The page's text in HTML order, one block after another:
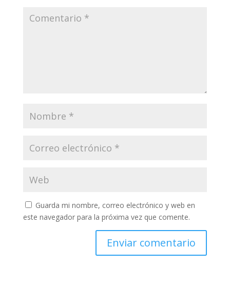
Guarda mi nombre, correo electrónico y web en
este navegador para la próxima vez que comente.